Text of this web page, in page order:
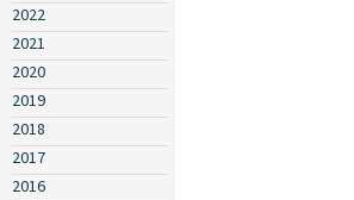
2022
2021
2020
2019
2018
2017
2016